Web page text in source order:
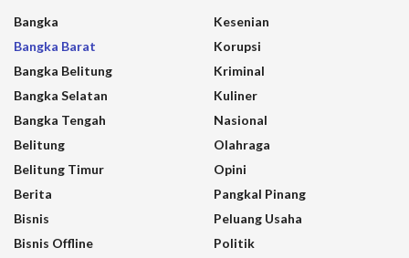
Bangka
Bangka Barat
Bangka Belitung
Bangka Selatan
Bangka Tengah
Belitung
Belitung Timur
Berita
Bisnis
Bisnis Offline
Kesenian
Korupsi
Kriminal
Kuliner
Nasional
Olahraga
Opini
Pangkal Pinang
Peluang Usaha
Politik